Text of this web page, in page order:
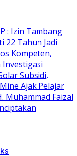
: Izin Tambang
22 Tahun Jadi
Kompeten,
Investigasi
Subsidi,
Ajak Pelajar
Muhammad Faizal